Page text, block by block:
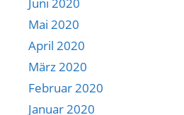
Mai 2020
April 2020
März 2020
Februar 2020
Januar 2020